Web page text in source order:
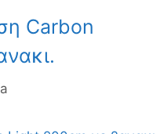
Carbon